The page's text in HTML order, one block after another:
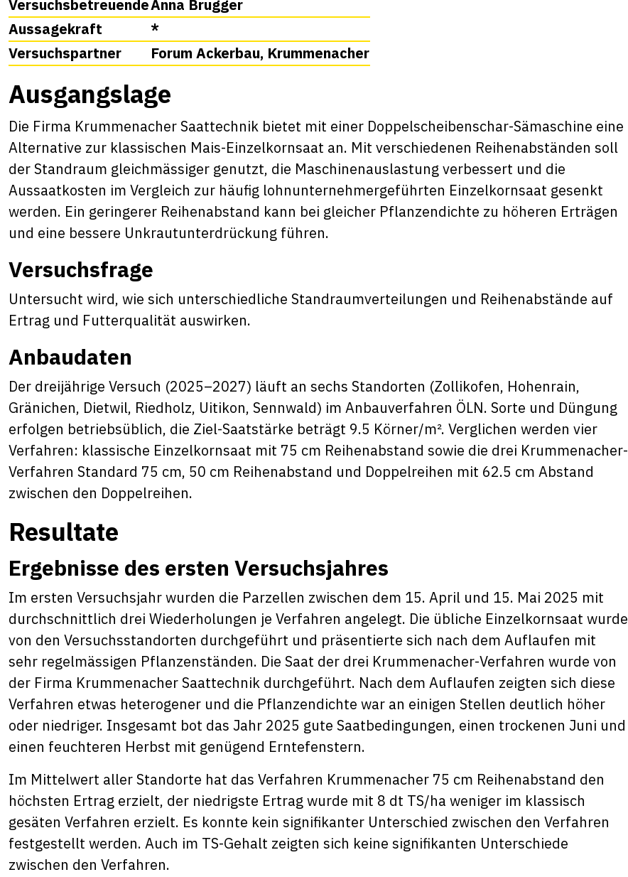
VersuchsbetreuendeAnna Brugger
Aussagekraft
*
Versuchspartner
Forum Ackerbau, Krummenacher
Ausgangslage
Die Firma Krummenacher Saattechnik bietet mit einer Doppelscheibenschar-Sämaschine eine
Alternative zur klassischen Mais-Einzelkornsaat an. Mit verschiedenen Reihenabständen soll
der Standraum gleichmässiger genutzt, die Maschinenauslastung verbessert und die
Aussaatkosten im Vergleich zur häufig lohnunternehmergeführten Einzelkornsaat gesenkt
werden. Ein geringerer Reihenabstand kann bei gleicher Pflanzendichte zu höheren Erträgen
und eine bessere Unkrautunterdrückung führen.
Versuchsfrage
Untersucht wird, wie sich unterschiedliche Standraumverteilungen und Reihenabstände auf
Ertrag und Futterqualität auswirken.
Anbaudaten
Der dreijährige Versuch (2025–2027) läuft an sechs Standorten (Zollikofen, Hohenrain,
Gränichen, Dietwil, Riedholz, Uitikon, Sennwald) im Anbauverfahren ÖLN. Sorte und Düngung
erfolgen betriebsüblich, die Ziel-Saatstärke beträgt 9.5 Körner/m². Verglichen werden vier
Verfahren: klassische Einzelkornsaat mit 75 cm Reihenabstand sowie die drei Krummenacher-
Verfahren Standard 75 cm, 50 cm Reihenabstand und Doppelreihen mit 62.5 cm Abstand
zwischen den Doppelreihen.
Resultate
Ergebnisse des ersten Versuchsjahres
Im ersten Versuchsjahr wurden die Parzellen zwischen dem 15. April und 15. Mai 2025 mit
durchschnittlich drei Wiederholungen je Verfahren angelegt. Die übliche Einzelkornsaat wurde
von den Versuchsstandorten durchgeführt und präsentierte sich nach dem Auflaufen mit
sehr regelmässigen Pflanzenständen. Die Saat der drei Krummenacher-Verfahren wurde von
der Firma Krummenacher Saattechnik durchgeführt. Nach dem Auflaufen zeigten sich diese
Verfahren etwas heterogener und die Pflanzendichte war an einigen Stellen deutlich höher
oder niedriger. Insgesamt bot das Jahr 2025 gute Saatbedingungen, einen trockenen Juni und
einen feuchteren Herbst mit genügend Erntefenstern.
Im Mittelwert aller Standorte hat das Verfahren Krummenacher 75 cm Reihenabstand den
höchsten Ertrag erzielt, der niedrigste Ertrag wurde mit 8 dt TS/ha weniger im klassisch
gesäten Verfahren erzielt. Es konnte kein signifikanter Unterschied zwischen den Verfahren
festgestellt werden. Auch im TS-Gehalt zeigten sich keine signifikanten Unterschiede
zwischen den Verfahren.